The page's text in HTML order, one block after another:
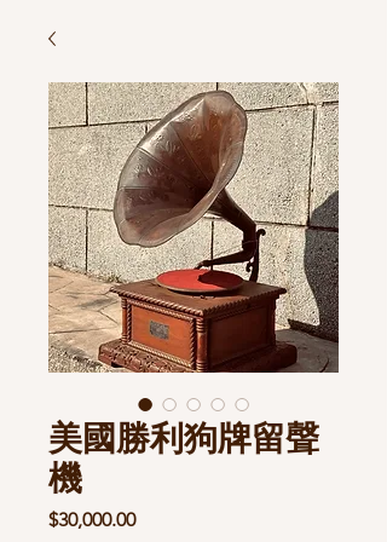
美國勝利狗牌留聲
機
$30,000.00價